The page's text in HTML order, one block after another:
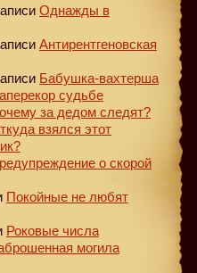
Однажды в
Антирентгеновская
Бабушка-вахтерша
судьбе
за дедом следят?
взялся этот
о скорой
Покойные не любят
Роковые числа
могила